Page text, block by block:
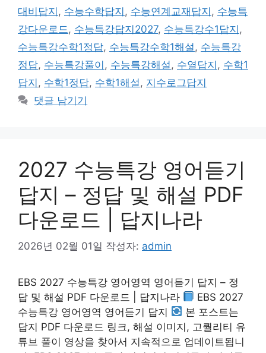
대비답지 , 수능수학답지 , 수능연계교재답지 , 수능특
강다운로드, 수능특강답지2027, 수능특강수1답지 ,
수능특강수학1정답, 수능특강수학1해설 , 수능특강
정답, 수능특강풀이 , 수능특강해설 , 수열답지 , 수학1
답지 , 수학1정답, 수학1해설 , 지수로그답지
댓글 남기기
2027 수능특강 영어듣기
답지 – 정답 및 해설 PDF
다운로드 | 답지나라
2026년 02월 01일 작성자: admin
EBS 2027 수능특강 영어영역 영어듣기 답지 – 정
답 및 해설 PDF 다운로드 | 답지나라
EBS 2027
수능특강 영어영역 영어듣기 답지
본 포스트는
답지 PDF 다운로드 링크, 해설 이미지, 고퀄리티 유
튜브 풀이 영상을 찾아서 지속적으로 업데이트됩니